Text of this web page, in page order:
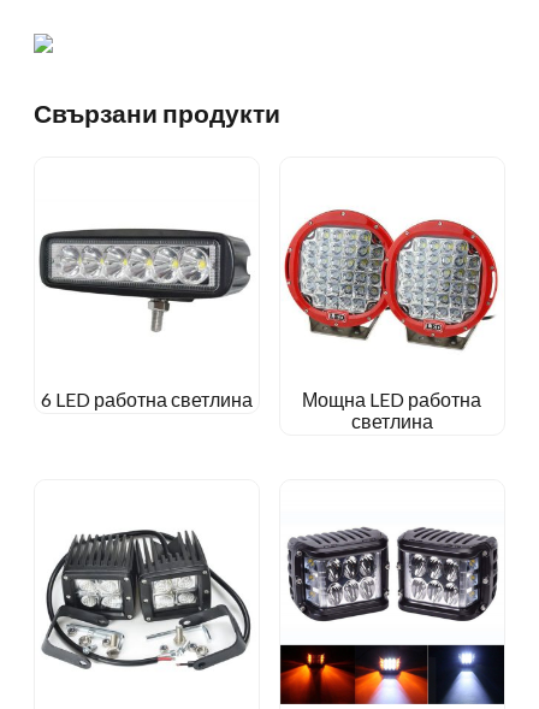
Свързани продукти
6 LED работна светлина
Мощна LED работна
светлина